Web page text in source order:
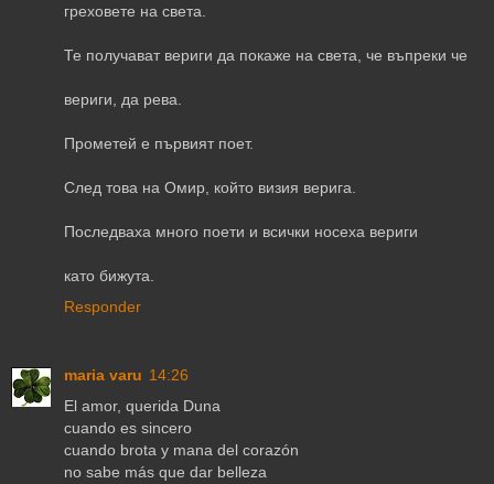
греховете на света.
Те получават вериги да покаже на света, че въпреки че
вериги, да рева.
Прометей е първият поет.
След това на Омир, който визия верига.
Последваха много поети и всички носеха вериги
като бижута.
Responder
maria varu 14:26
El amor, querida Duna
cuando es sincero
cuando brota y mana del corazón
no sabe más que dar belleza